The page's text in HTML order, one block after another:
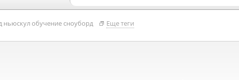
ньюскулобучениесноуборд Еще теги